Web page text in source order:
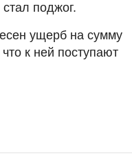
поджог.
ущерб на сумму
к ней поступают